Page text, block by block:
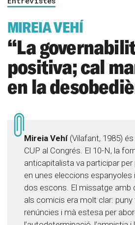
MIREIA VEHÍ
“La
positiva; cal
en la
Mireia Vehí (Vilafant, 1985)
CUP al Congrés. El 10-N, la
anticapitalista va participar per
en unes eleccions espanyoles
dos escons. El missatge amb
als comicis era molt clar:
renúncies i mà estesa per